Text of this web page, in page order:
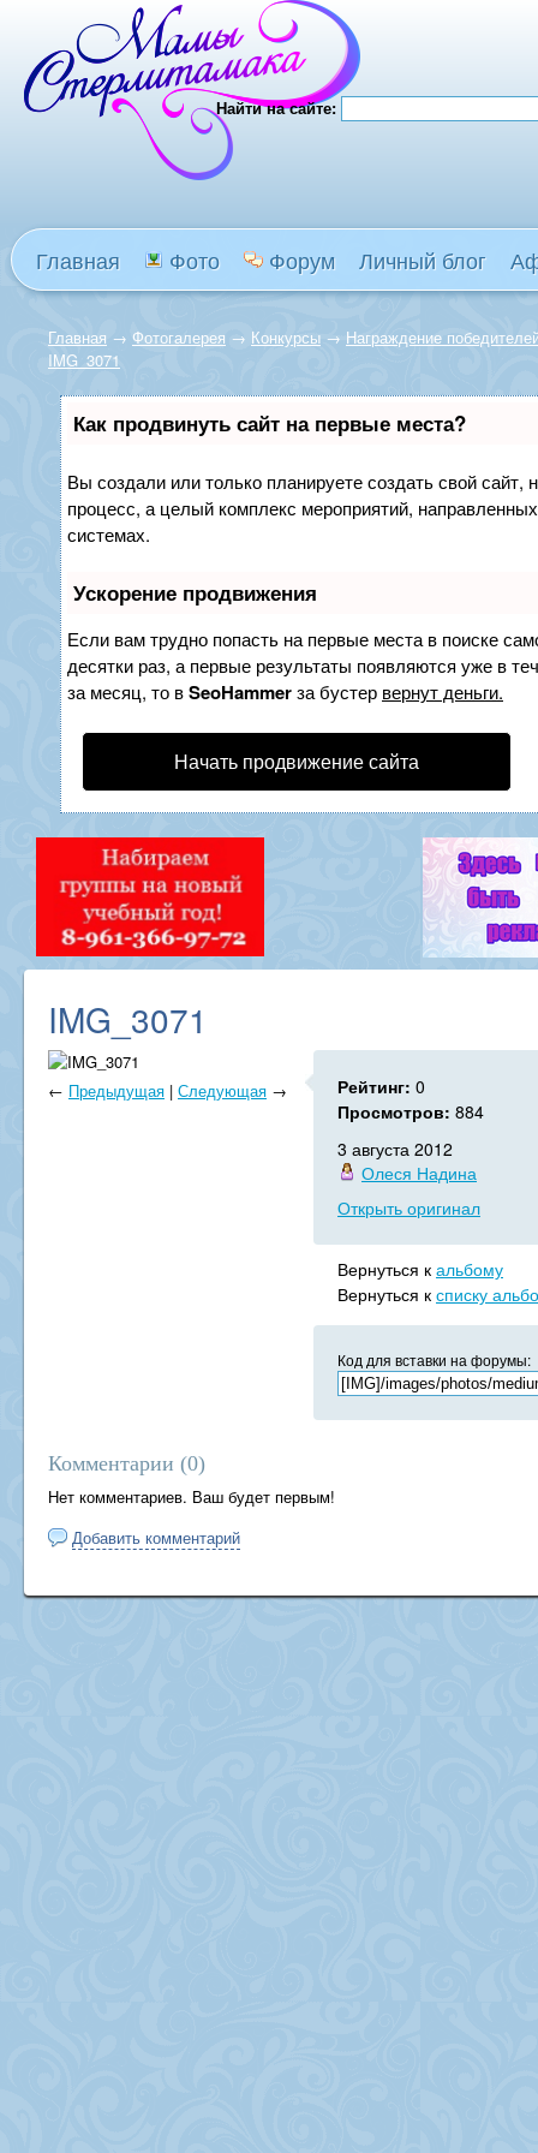
Найти на сайте:
Главная Фото Форум Личный блог
Главная → Фотогалерея → Конкурсы → Награждение
IMG_3071
Как продвинуть сайт на первые места?
Вы создали или только планируете создать свой сайт,
процесс, а целый комплекс мероприятий,
системах.
Ускорение продвижения
Если вам трудно попасть на первые места в поиске
десятки раз, а первые результаты появляются уже в
за месяц, то вSeoHammerза бустер вернут деньги.
Начать продвижение сайта
IMG_3071
← Предыдущая | Следующая → Рейтинг: 0
Просмотров: 884
3 августа 2012
Олеся Надина
Открыть оригинал
Вернуться к альбому
Вернуться к списку
Код для вставки на форумы:
Комментарии (0)
Нет комментариев. Ваш будет первым!
Добавить комментарий